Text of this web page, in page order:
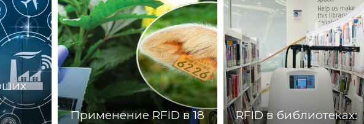
Применение RFID в 18
RFID в библиотеках: